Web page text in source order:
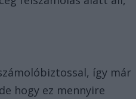
így már
hogy ez mennyire